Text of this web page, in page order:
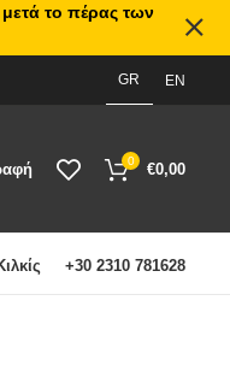
GR EN
0 €0,00
+30 2310 781628
μετά το πέρας των